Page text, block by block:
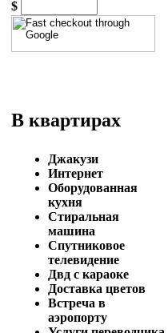
$
В квартирах
Джакузи
Интернет
Оборудованная
кухня
Стиральная
машина
Спутниковое
телевидение
Двд с караоке
Доставка цветов
Встреча в
аэропорту